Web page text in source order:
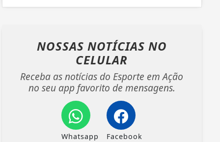
NOSSAS NOTÍCIAS NO
CELULAR
Receba as notícias do Esporte em Ação
no seu app favorito de mensagens.
Whatsapp Facebook